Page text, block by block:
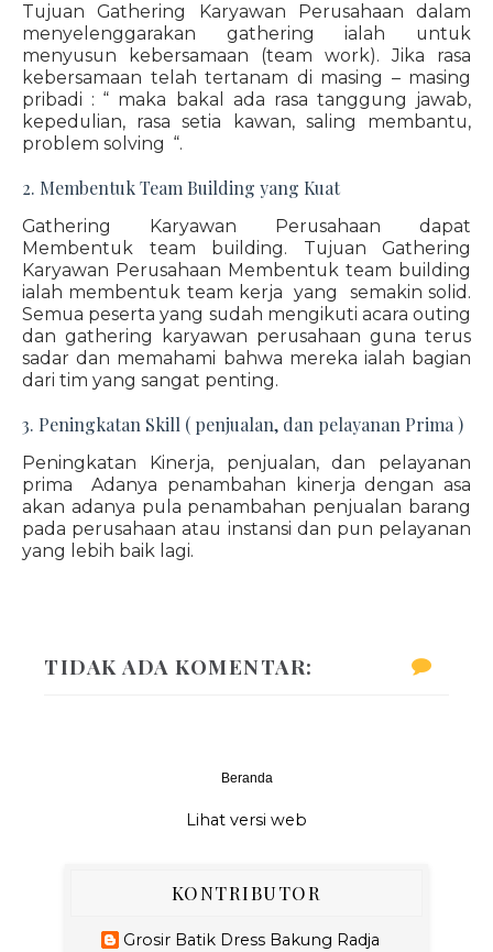
Tujuan Gathering Karyawan Perusahaan dalam
menyelenggarakan gathering ialah untuk
menyusun kebersamaan (team work). Jika rasa
kebersamaan telah tertanam di masing – masing
pribadi : “ maka bakal ada rasa tanggung jawab,
kepedulian, rasa setia kawan, saling membantu,
problem solving “.
2. Membentuk Team Building yang Kuat
Gathering Karyawan Perusahaan dapat
Membentuk team building. Tujuan Gathering
Karyawan Perusahaan Membentuk team building
ialah membentuk team kerja yang semakin solid.
Semua peserta yang sudah mengikuti acara outing
dan gathering karyawan perusahaan guna terus
sadar dan memahami bahwa mereka ialah bagian
dari tim yang sangat penting.
3. Peningkatan Skill ( penjualan, dan pelayanan Prima )
Peningkatan Kinerja, penjualan, dan pelayanan
prima Adanya penambahan kinerja dengan asa
akan adanya pula penambahan penjualan barang
pada perusahaan atau instansi dan pun pelayanan
yang lebih baik lagi.
TIDAK ADA KOMENTAR:
Beranda
Lihat versi web
KONTRIBUTOR
Grosir Batik Dress Bakung Radja